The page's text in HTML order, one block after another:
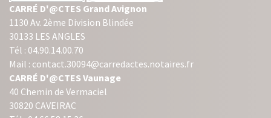
CARRÉ D'@CTES Grand Avignon
1130 Av. 2ème Division Blindée
30133 LES ANGLES
Tél : 04.90.14.00.70
Mail : contact.30094@carredactes.notaires.fr
CARRÉ D'@CTES Vaunage
40 Chemin de Vermaciel
30820 CAVEIRAC